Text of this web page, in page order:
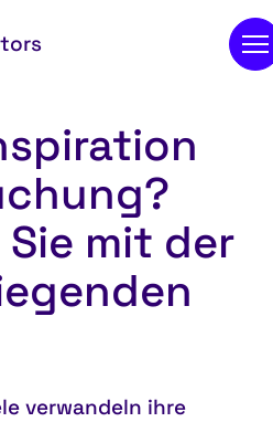
mit der
verwandeln ihre